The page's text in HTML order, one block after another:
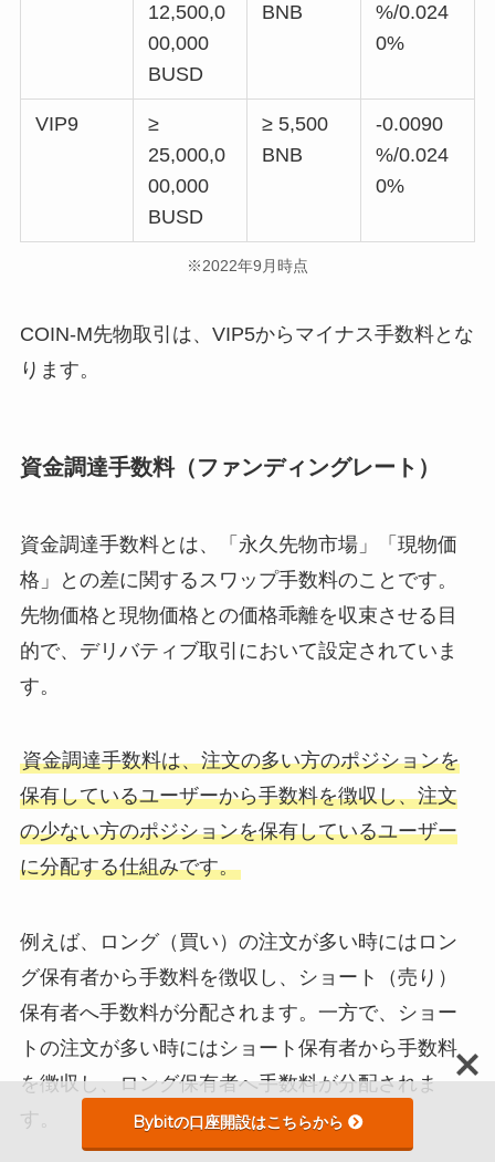
12,500,0
00,000
BUSD
BNB
%/0.024
0%
VIP9
≥
25,000,0
00,000
BUSD
≥ 5,500
BNB
-0.0090
%/0.024
0%
※2022年9月時点
COIN-M先物取引は、VIP5からマイナス手数料とな
ります。
資金調達手数料（ファンディングレート）
資金調達手数料とは、「永久先物市場」「現物価
格」との差に関するスワップ手数料のことです。
先物価格と現物価格との価格乖離を収束させる目
的で、デリバティブ取引において設定されていま
す。
資金調達手数料は、注文の多い方のポジションを
保有しているユーザーから手数料を徴収し、注文
の少ない方のポジションを保有しているユーザー
に分配する仕組みです。
例えば、ロング（買い）の注文が多い時にはロン
グ保有者から手数料を徴収し、ショート（売り）
保有者へ手数料が分配されます。一方で、ショー
トの注文が多い時にはショート保有者から手数料
を徴収し、ロング保有者へ手数料が分配されま
す。
Bybitの口座開設はこちらから